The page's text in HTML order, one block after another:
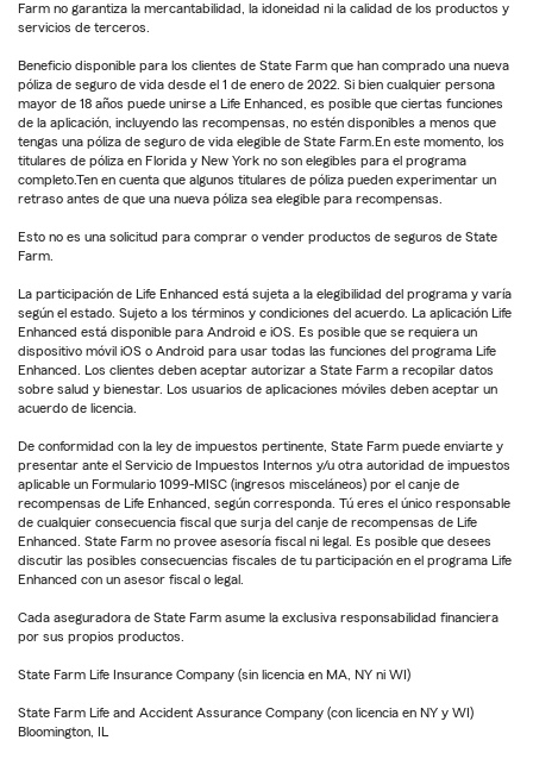
Farm no garantiza la mercantabilidad, la idoneidad ni la calidad de los productos y
servicios de terceros.
Beneficio disponible para los clientes de State Farm que han comprado una nueva
póliza de seguro de vida desde el 1 de enero de 2022. Si bien cualquier persona
mayor de 18 años puede unirse a Life Enhanced, es posible que ciertas funciones
de la aplicación, incluyendo las recompensas, no estén disponibles a menos que
tengas una póliza de seguro de vida elegible de State Farm.En este momento, los
titulares de póliza en Florida y New York no son elegibles para el programa
completo.Ten en cuenta que algunos titulares de póliza pueden experimentar un
retraso antes de que una nueva póliza sea elegible para recompensas.
Esto no es una solicitud para comprar o vender productos de seguros de State
Farm.
La participación de Life Enhanced está sujeta a la elegibilidad del programa y varía
según el estado. Sujeto a los términos y condiciones del acuerdo. La aplicación Life
Enhanced está disponible para Android e iOS. Es posible que se requiera un
dispositivo móvil iOS o Android para usar todas las funciones del programa Life
Enhanced. Los clientes deben aceptar autorizar a State Farm a recopilar datos
sobre salud y bienestar. Los usuarios de aplicaciones móviles deben aceptar un
acuerdo de licencia.
De conformidad con la ley de impuestos pertinente, State Farm puede enviarte y
presentar ante el Servicio de Impuestos Internos y/u otra autoridad de impuestos
aplicable un Formulario 1099-MISC (ingresos misceláneos) por el canje de
recompensas de Life Enhanced, según corresponda. Tú eres el único responsable
de cualquier consecuencia fiscal que surja del canje de recompensas de Life
Enhanced. State Farm no provee asesoría fiscal ni legal. Es posible que desees
discutir las posibles consecuencias fiscales de tu participación en el programa Life
Enhanced con un asesor fiscal o legal.
Cada aseguradora de State Farm asume la exclusiva responsabilidad financiera
por sus propios productos.
State Farm Life Insurance Company (sin licencia en MA, NY ni WI)
State Farm Life and Accident Assurance Company (con licencia en NY y WI)
Bloomington, IL